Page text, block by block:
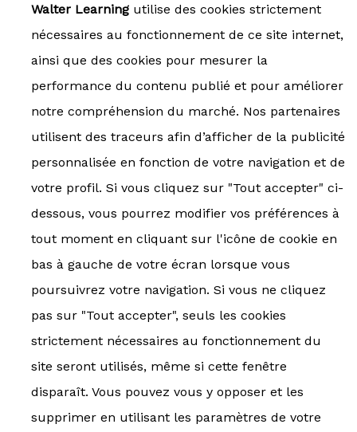
Walter Learning utilise des cookies strictement
nécessaires au fonctionnement de ce site internet,
ainsi que des cookies pour mesurer la
performance du contenu publié et pour améliorer
notre compréhension du marché. Nos partenaires
utilisent des traceurs afin d’afficher de la publicité
personnalisée en fonction de votre navigation et de
votre profil. Si vous cliquez sur "Tout accepter" ci-
dessous, vous pourrez modifier vos préférences à
tout moment en cliquant sur l'icône de cookie en
bas à gauche de votre écran lorsque vous
poursuivrez votre navigation. Si vous ne cliquez
pas sur "Tout accepter", seuls les cookies
strictement nécessaires au fonctionnement du
site seront utilisés, même si cette fenêtre
disparaît. Vous pouvez vous y opposer et les
supprimer en utilisant les paramètres de votre